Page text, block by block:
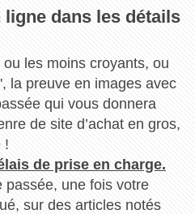
ligne dans les détails
les moins croyants, ou
la preuve en images avec
qui vous donnera
de site d’achat en gros,
!
de prise en charge.
passée, une fois votre
sur des articles notés